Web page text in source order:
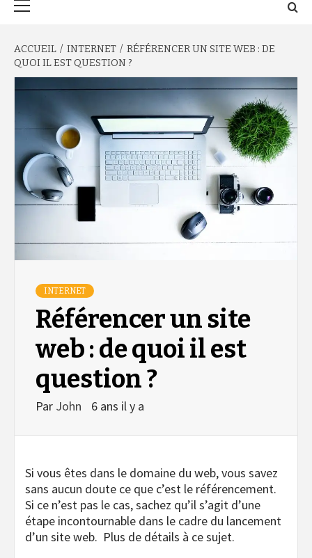
ACCUEIL INTERNET
RÉFÉRENCER UN SITE WEB : DE
QUOI IL EST QUESTION ?
INTERNET
Référencer un site
web : de quoi il est
question ?
Par John 6 ans il y a
Si vous êtes dans le domaine du web, vous savez
sans aucun doute ce que c’est le référencement.
Si ce n’est pas le cas, sachez qu’il s’agit d’une
étape incontournable dans le cadre du lancement
d’un site web. Plus de détails à ce sujet.